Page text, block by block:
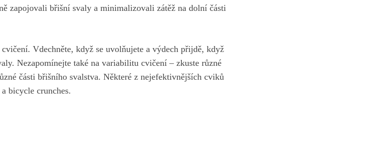
zapojovali břišní svaly a minimalizovali zátěž na dolní části
Vdechněte, když se⁤ uvolňujete a výdech přijdě, když
Nezapomínejte také na variabilitu ‌cvičení⁤ – zkuste různé
části břišního svalstva. Některé z nejefektivnějších cviků
bicycle crunches.